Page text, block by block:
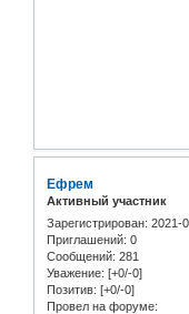
Ефрем
Активный участник
Зарегистрирован: 2021-
Приглашений: 0
Сообщений: 281
Уважение: [+0/-0]
Позитив: [+0/-0]
Провел на форуме: